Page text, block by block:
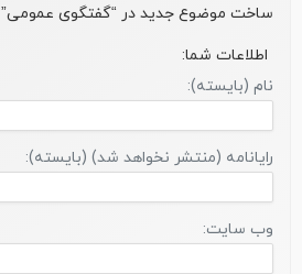
ساخت موضوع جدید در “گفتگوی عمومی”
اطلاعات شما:
نام (بایسته):
رایانامه (منتشر نخواهد شد) (بایسته):
وب سایت: